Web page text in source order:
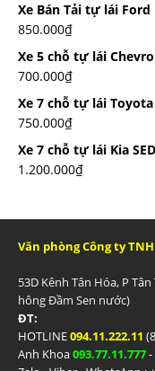
Xe Bán Tải tự lái Ford
850.000₫
Xe 5 chỗ tự lái
700.000₫
Xe 7 chỗ tự lái
750.000₫
Xe 7 chỗ tự lái Kia
1.200.000₫
Văn phòng Công ty
53D Kênh Tân Hóa, P
hông Đầm Sen nước)
ĐT:
HOTLINE094.11.222.11
Anh Khoa093.77.11.777-